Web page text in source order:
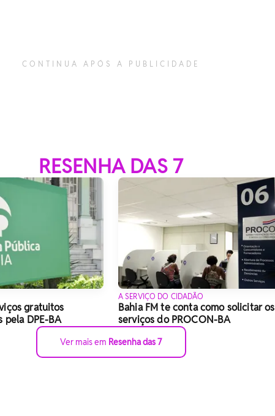
CONTINUA APÓS A PUBLICIDADE
RESENHA DAS 7
gratuitos
DPE-BA
A SERVIÇO DO CIDADÃO
Bahia FM te conta como solicitar os
serviços do PROCON-BA
Ver mais em Resenha das 7